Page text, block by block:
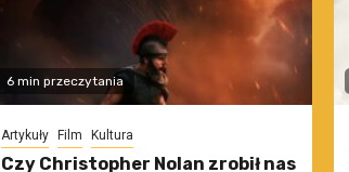
6 min przeczytania
Artykuły Film Kultura
Czy Christopher Nolan zrobił nas